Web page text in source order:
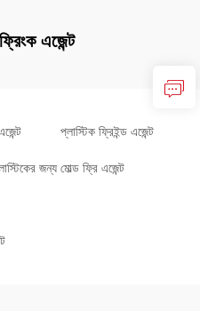
এজেন্ট
প্লাস্টিক ফ্রিইন্ড এজেন্ট
জন্য মোল্ড ফ্রি এজেন্ট